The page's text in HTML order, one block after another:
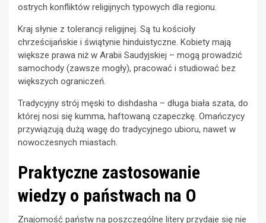
ostrych konfliktów religijnych typowych dla regionu.
Kraj słynie z tolerancji religijnej. Są tu kościoły
chrześcijańskie i świątynie hinduistyczne. Kobiety mają
większe prawa niż w Arabii Saudyjskiej – mogą prowadzić
samochody (zawsze mogły), pracować i studiować bez
większych ograniczeń.
Tradycyjny strój męski to dishdasha – długa biała szata, do
której nosi się kumma, haftowaną czapeczkę. Omańczycy
przywiązują dużą wagę do tradycyjnego ubioru, nawet w
nowoczesnych miastach.
Praktyczne zastosowanie
wiedzy o państwach na O
Znajomość państw na poszczególne litery przydaje się nie